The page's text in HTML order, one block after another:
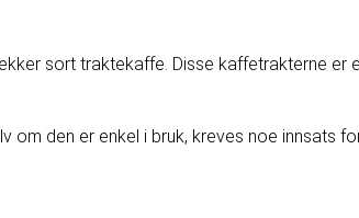
sort traktekaffe. Disse kaffetrakterne er
den er enkel i bruk, kreves noe innsats